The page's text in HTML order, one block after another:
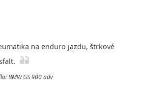
na enduro jazdu, štrkové
BMW GS 900 adv